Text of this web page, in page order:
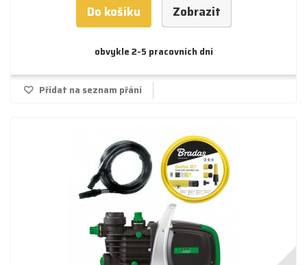
Do košíku Zobrazit
obvykle 2-5 pracovních dní
Přidat na seznam přání